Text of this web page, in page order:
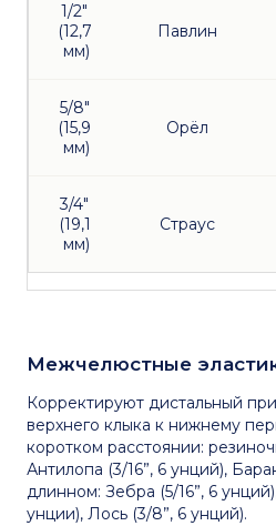
1/2"
(12,7
мм)
Павлин
5/8"
(15,9
мм)
Орёл
3/4"
(19,1
мм)
Страус
Межчелюстные
Корректируют дистальный
верхнего клыка к нижнему
коротком расстоянии:
Антилопа (3/16”, 6 унций),
длинном: Зебра (5/16”, 6
унции), Лось (3/8”, 6 унций).